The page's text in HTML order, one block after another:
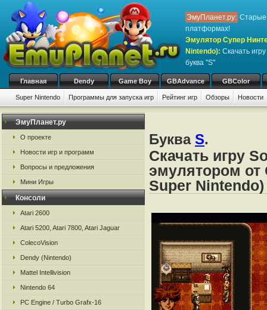
ЭмуПланет.ру: Старые
платформах!
Эмулятор Супер
Nintendo): Скачать игру
буква "S"
Главная Dendy Game Boy GBAdvance GBColor
Super Nintendo Программы для запуска игр Рейтинг игр Обзоры Новости
Игры: # A B C D E F G H I
ЭмуПланет.ру
О проекте
Новости игр и программ
Вопросы и предложения
Мини Игры
Консоли
Atari 2600
Atari 5200, Atari 7800, Atari Jaguar
ColecoVision
Dendy (Nintendo)
Mattel Intellivision
Nintendo 64
PC Engine / Turbo Grafx-16
Буква S.
Скачать игру
эмулятором от
Super Nintendo)